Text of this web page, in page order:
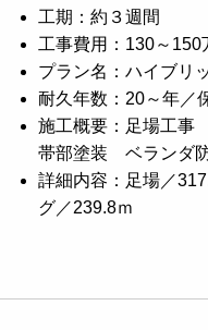
工期：約３週間
工事費用：130～150
プラン名：ハイブリ
耐久年数：20～年／
施工概要：足場工
帯部塗装 ベランダ
詳細内容：足場／
グ／239.8ｍ